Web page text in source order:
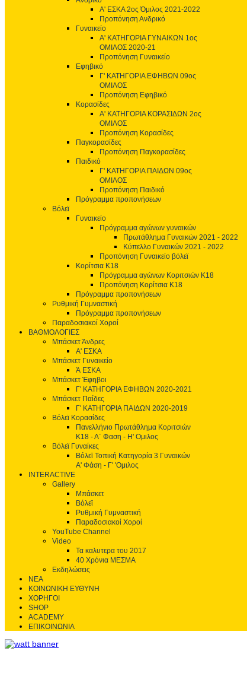
Α' ΕΣΚΑ 2ος Όμιλος 2021-2022
Προπόνηση Ανδρικό
Γυναικείο
Α' ΚΑΤΗΓΟΡΙΑ ΓΥΝΑΙΚΩΝ 1ος
ΟΜΙΛΟΣ 2020-21
Προπόνηση Γυναικείο
Εφηβικό
Γ' ΚΑΤΗΓΟΡΙΑ ΕΦΗΒΩΝ 09ος
ΟΜΙΛΟΣ
Προπόνηση Εφηβικό
Κορασίδες
Α' ΚΑΤΗΓΟΡΙΑ ΚΟΡΑΣΙΔΩΝ 2ος
ΟΜΙΛΟΣ
Προπόνηση Κορασίδες
Παγκορασίδες
Προπόνηση Παγκορασίδες
Παιδικό
Γ' ΚΑΤΗΓΟΡΙΑ ΠΑΙΔΩΝ 09ος
ΟΜΙΛΟΣ
Προπόνηση Παιδικό
Πρόγραμμα προπονήσεων
Βόλεϊ
Γυναικείο
Πρόγραμμα αγώνων γυναικών
Πρωτάθλημα Γυναικών 2021 - 2022
Κύπελλο Γυναικών 2021 - 2022
Προπόνηση Γυναικείο βόλεϊ
Κορίτσια Κ18
Πρόγραμμα αγώνων Κοριτσιών Κ18
Προπόνηση Κορίτσια Κ18
Πρόγραμμα προπονήσεων
Ρυθμική Γυμναστική
Πρόγραμμα προπονήσεων
Παραδοσιακοί Χοροί
ΒΑΘΜΟΛΟΓΙΕΣ
Μπάσκετ Άνδρες
Α' ΕΣΚΑ
Μπάσκετ Γυναικείο
Ά ΕΣΚΑ
Μπάσκετ Έφηβοι
Γ' ΚΑΤΗΓΟΡΙΑ ΕΦΗΒΩΝ 2020-2021
Μπάσκετ Παίδες
Γ' ΚΑΤΗΓΟΡΙΑ ΠΑΙΔΩΝ 2020-2019
Βόλεϊ Κορασίδες
Πανελλήνιο Πρωτάθλημα Κοριτσιών
Κ18 - Α΄ Φαση - H' Ομιλος
Βόλεϊ Γυναίκες
Βόλεϊ Τοπική Κατηγορία 3 Γυναικών
Α' Φάση - Γ' 'Ομιλος
INTERACTIVE
Gallery
Μπάσκετ
Βόλεϊ
Ρυθμική Γυμναστική
Παραδοσιακοί Χοροί
YouTube Channel
Video
Τα καλυτερα του 2017
40 Χρόνια ΜΕΣΜΑ
Εκδηλώσεις
ΝΕΑ
ΚΟΙΝΩΝΙΚΗ ΕΥΘΥΝΗ
ΧΟΡΗΓΟΙ
SHOP
ACADEMY
ΕΠΙΚΟΙΝΩΝΙΑ